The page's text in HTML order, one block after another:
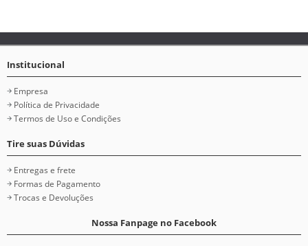
Institucional
Empresa
Política de Privacidade
Termos de Uso e Condições
Tire suas Dúvidas
Entregas e frete
Formas de Pagamento
Trocas e Devoluções
Nossa Fanpage no Facebook